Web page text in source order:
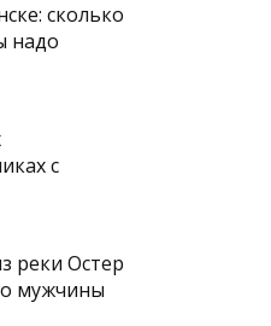
сколько
надо
с
реки Остер
мужчины